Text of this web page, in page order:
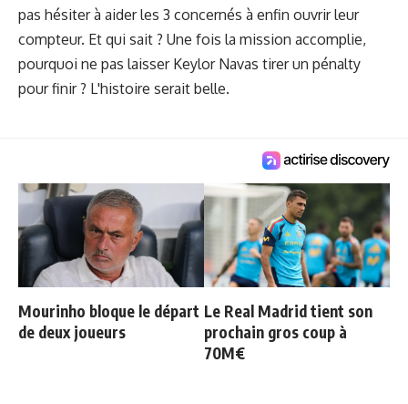
pas hésiter à aider les 3 concernés à enfin ouvrir leur
compteur. Et qui sait ? Une fois la mission accomplie,
pourquoi ne pas laisser Keylor Navas tirer un pénalty
pour finir ? L'histoire serait belle.
Mourinho bloque le départ
de deux joueurs
Le Real Madrid tient son
prochain gros coup à
70M€